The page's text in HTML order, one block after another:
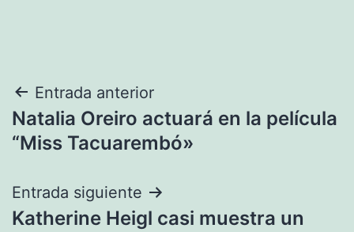
Navegación
de
Entrada anterior
Natalia Oreiro actuará en la película
“Miss Tacuarembó»
Entrada siguiente
Katherine Heigl casi muestra un